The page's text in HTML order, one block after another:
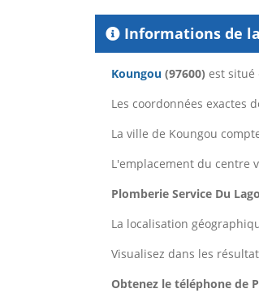
Informations de
Koungou (97600) est
Les coordonnées exactes
La ville de Koungou
L'emplacement du centre
Plomberie Service Du
La localisation
Visualisez dans les
Obtenez le téléphone de